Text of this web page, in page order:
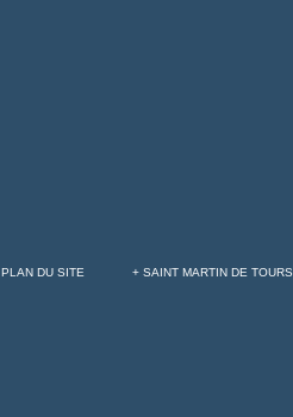
PLAN DU SITE + SAINT MARTIN DE TOURS